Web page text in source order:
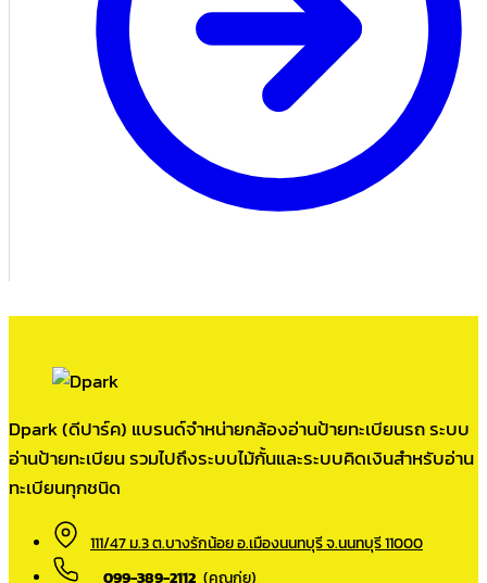
Dpark (ดีปาร์ค) แบรนด์จำหน่ายกล้องอ่านป้ายทะเบียนรถ ระบบ
อ่านป้ายทะเบียน รวมไปถึงระบบไม้กั้นและระบบคิดเงินสำหรับอ่าน
ทะเบียนทุกชนิด
111/47 ม.3 ต.บางรักน้อย อ.เมืองนนทบุรี จ.นนทบุรี 11000
099-389-2112 (คุณกุ่ย)